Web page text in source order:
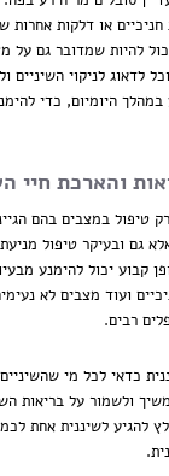
או דלקות אחרות
להיות שמדובר גם על
לדאוג לניקוי השיניים
היומיום, כדי
והארכת חיי
טיפול במצבים בהם
גם ובעיקר טיפול
קבוע יכול להימנע
ועוד מצבים לא
רבים.
כדאי לכל מי
ולשמור על בריאות
להגיע לשיננית אחת